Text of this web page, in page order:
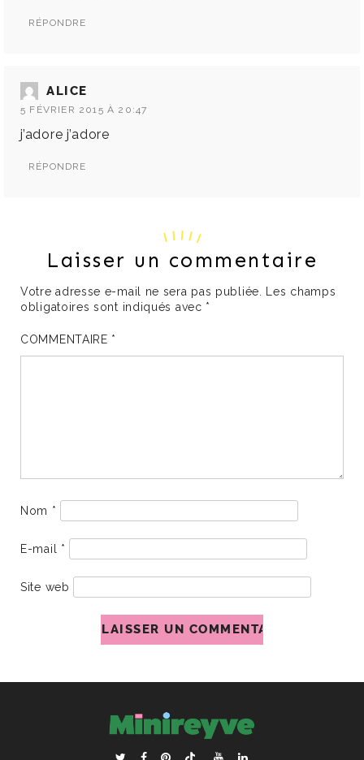
RÉPONDRE
ALICE
5 FÉVRIER 2015 À 20:47
j’adore j’adore
RÉPONDRE
Laisser un commentaire
Votre adresse e-mail ne sera pas publiée. Les champs
obligatoires sont indiqués avec *
COMMENTAIRE *
Nom *
E-mail *
Site web